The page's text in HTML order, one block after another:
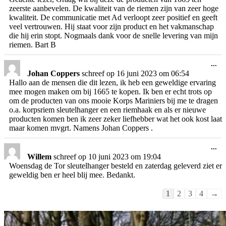
zeerste aanbevelen. De kwaliteit van de riemen zijn van zeer hoge
kwaliteit. De communicatie met Ad verloopt zeer positief en geeft
veel vertrouwen. Hij staat voor zijn product en het vakmanschap
die hij erin stopt. Nogmaals dank voor de snelle levering van mijn
riemen. Bart B
Johan Coppers schreef op 16 juni 2023 om 06:54
Hallo aan de mensen die dit lezen, ik heb een geweldige ervaring
mee mogen maken om bij 1665 te kopen. Ik ben er echt trots op
om de producten van ons mooie Korps Mariniers bij me te dragen
o.a. korpsriem sleutelhanger en een riemhaak en als er nieuwe
producten komen ben ik zeer zeker liefhebber wat het ook kost laat
maar komen mvgrt. Namens Johan Coppers .
...
Willem schreef op 10 juni 2023 om 19:04
Woensdag de Tor sleutelhanger besteld en zaterdag geleverd ziet er
geweldig ben er heel blij mee. Bedankt.
...
Navigatie
de
gastenboek-
1 2 3 4 →